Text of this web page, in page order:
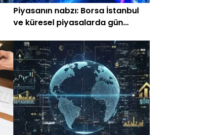
Piyasanın nabzı: Borsa İstanbul
ve küresel piyasalarda gün